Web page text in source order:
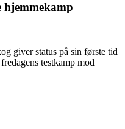
giver status på sin første tid
testkamp mod